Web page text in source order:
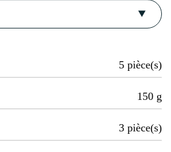
5 pièce(s)
150 g
3 pièce(s)